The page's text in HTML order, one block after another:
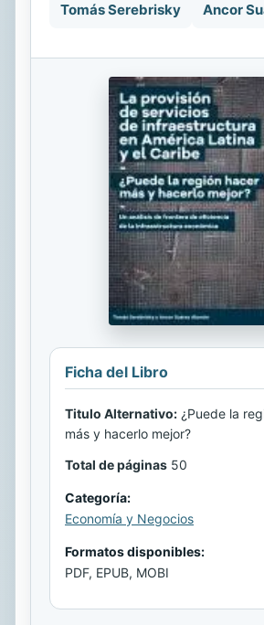
Tomás Serebrisky Ancor
Ficha del Libro
Titulo Alternativo: ¿Puede la
más y hacerlo mejor?
Total de páginas 50
Categoría:
Economía y Negocios
Formatos disponibles:
PDF, EPUB, MOBI